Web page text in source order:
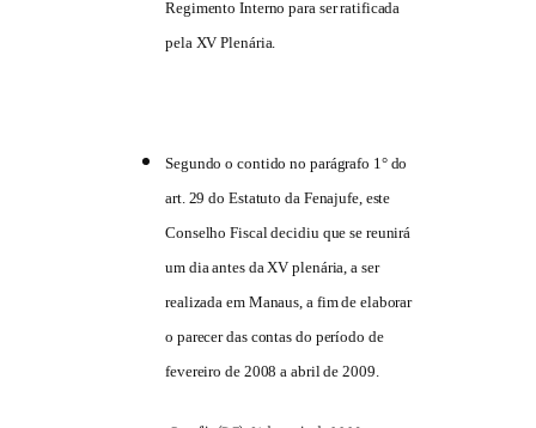
Regimento Interno para ser ratificada
pela XV Plenária.
Segundo o contido no parágrafo 1° do
art. 29 do Estatuto da Fenajufe, este
Conselho Fiscal decidiu que se reunirá
um dia antes da XV plenária, a ser
realizada em Manaus, a fim de elaborar
o parecer das contas do período de
fevereiro de 2008 a abril de 2009.